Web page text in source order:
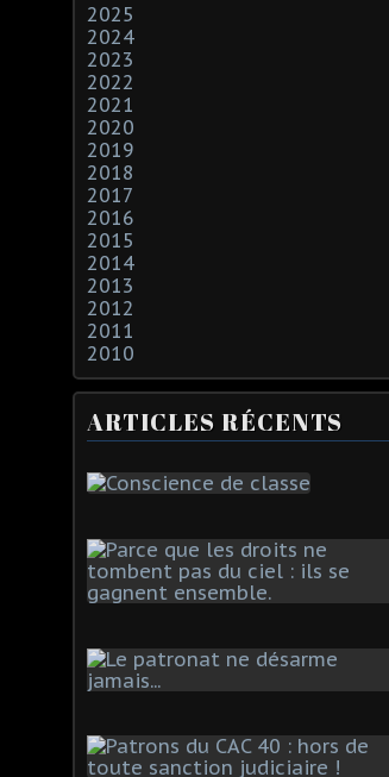
2025
2024
2023
2022
2021
2020
2019
2018
2017
2016
2015
2014
2013
2012
2011
2010
ARTICLES RÉCENTS